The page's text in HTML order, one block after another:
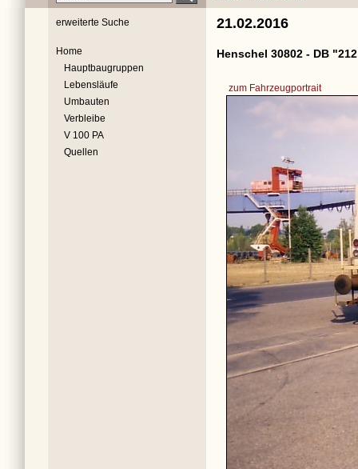
erweiterte Suche
Home
Hauptbaugruppen
Lebensläufe
Umbauten
Verbleibe
V 100 PA
Quellen
21.02.2016
Henschel 30802 - DB
zum Fahrzeugportrait